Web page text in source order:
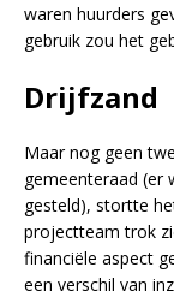
waren huurders
gebruik zou het
Drijfzand
Maar nog geen
gemeenteraad (er
gesteld), stortte
projectteam trok
financiële aspect
een verschil van